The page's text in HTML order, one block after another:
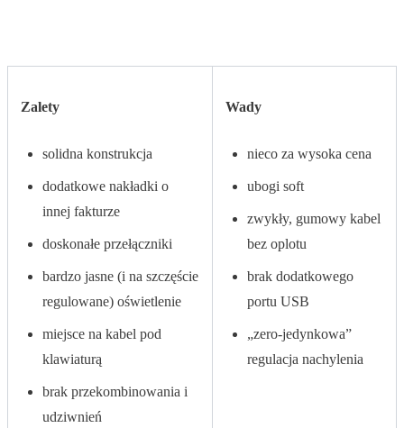
Zalety
solidna konstrukcja
dodatkowe nakładki o
innej fakturze
doskonałe przełączniki
bardzo jasne (i na szczęście
regulowane) oświetlenie
miejsce na kabel pod
klawiaturą
brak przekombinowania i
udziwnień
Wady
nieco za wysoka cena
ubogi soft
zwykły, gumowy kabel
bez oplotu
brak dodatkowego
portu USB
„zero-jedynkowa”
regulacja nachylenia